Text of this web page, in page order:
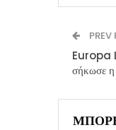
PREV
Europa
σήκωσε